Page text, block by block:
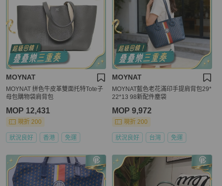
MOYNAT
MOYNAT 拼色牛皮革雙面托特Tote子
母包購物袋肩背包
MOP 12,431
現折 200
狀況良好 香港 免運
MOYNAT
MOYNAT藍色老花滿印手提肩背包29*
22*13 98新配件塵袋
MOP 9,972
現折 200
狀況良好 台灣 免運